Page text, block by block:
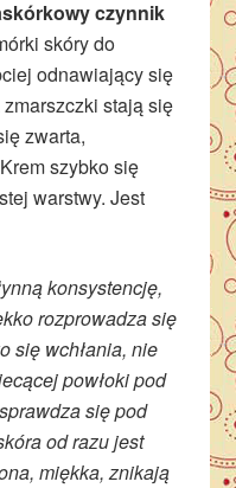
czynnik
skóry do
odnawiający się
stają się
zwarta,
szybko się
warstwy. Jest
konsystencję,
rozprowadza się
się wchłania, nie
powłoki pod
się pod
od razu jest
miękka, znikają